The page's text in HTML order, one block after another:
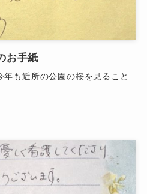
お手紙
年も近所の公園の桜を見ること